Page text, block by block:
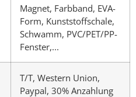
Magnet, Farbband, EVA-
Form, Kunststoffschale,
Schwamm, PVC/PET/PP-
Fenster,...
T/T, Western Union,
Paypal, 30% Anzahlung